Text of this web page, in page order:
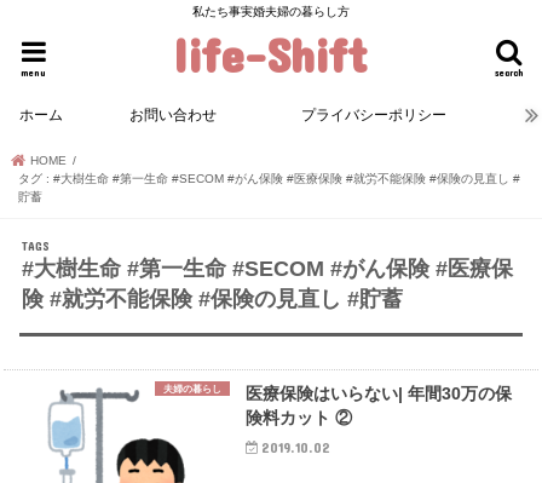
私たち事実婚夫婦の暮らし方
life-Shift search
menu
ホーム お問い合わせ プライバシーポリシー
HOME
タグ : #大樹生命 #第一生命 #SECOM #がん保険 #医療保険 #就労不能保険 #保険の見直し #
貯蓄
#大樹生命 #第一生命 #SECOM #がん保険 #医療保
険 #就労不能保険 #保険の見直し #貯蓄
夫婦の暮らし
医療保険はいらない| 年間30万の保
険料カット ②
2019.10.02